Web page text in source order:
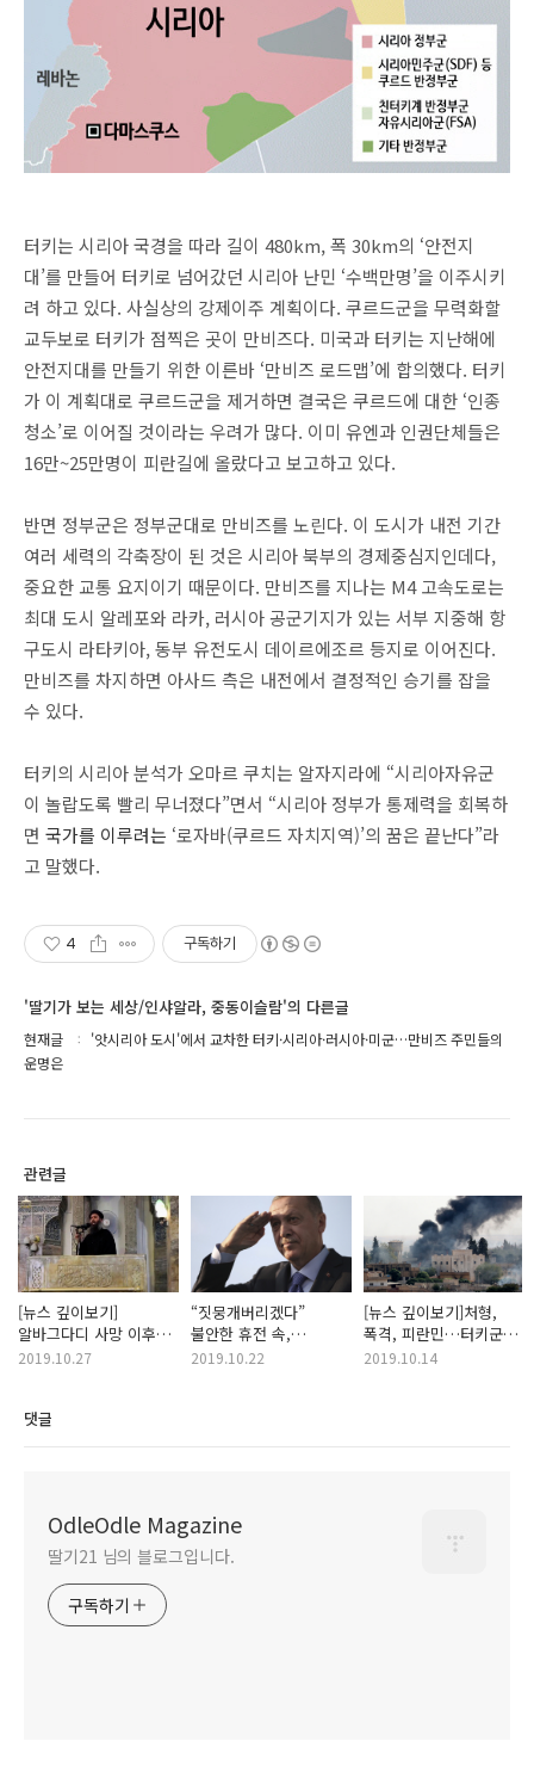
터키는 시리아 국경을 따라 길이 480km, 폭 30km의 ‘안전지
대’를 만들어 터키로 넘어갔던 시리아 난민 ‘수백만명’을 이주시키
려 하고 있다. 사실상의 강제이주 계획이다. 쿠르드군을 무력화할
교두보로 터키가 점찍은 곳이 만비즈다. 미국과 터키는 지난해에
안전지대를 만들기 위한 이른바 ‘만비즈 로드맵’에 합의했다. 터키
가 이 계획대로 쿠르드군을 제거하면 결국은 쿠르드에 대한 ‘인종
청소’로 이어질 것이라는 우려가 많다. 이미 유엔과 인권단체들은
16만~25만명이 피란길에 올랐다고 보고하고 있다.
반면 정부군은 정부군대로 만비즈를 노린다. 이 도시가 내전 기간
여러 세력의 각축장이 된 것은 시리아 북부의 경제중심지인데다,
중요한 교통 요지이기 때문이다. 만비즈를 지나는 M4 고속도로는
최대 도시 알레포와 라카, 러시아 공군기지가 있는 서부 지중해 항
구도시 라타키아, 동부 유전도시 데이르에조르 등지로 이어진다.
만비즈를 차지하면 아사드 측은 내전에서 결정적인 승기를 잡을
수 있다.
터키의 시리아 분석가 오마르 쿠치는 알자지라에 “시리아자유군
이 놀랍도록 빨리 무너졌다”면서 “시리아 정부가 통제력을 회복하
면 국가를 이루려는 ‘로자바(쿠르드 자치지역)’의 꿈은 끝난다”라
고 말했다.
4 구독하기
'딸기가 보는 세상/인샤알라, 중동이슬람'의 다른글
현재글
'앗시리아 도시'에서 교차한 터키·시리아·러시아·미군…만비즈 주민들의
운명은
관련글
[뉴스 깊이보기]
알바그다디 사망 이후…
IS 격퇴전 어떻게 될까
2019.10.27
“짓뭉개버리겠다”
불안한 휴전 속,
에르도안의 엄포
2019.10.22
[뉴스 깊이보기]처형,
폭격, 피란민…터키군
잔혹행위에 시리아 북부
2019.10.14
댓글
OdleOdle Magazine
딸기21 님의 블로그입니다.
구독하기